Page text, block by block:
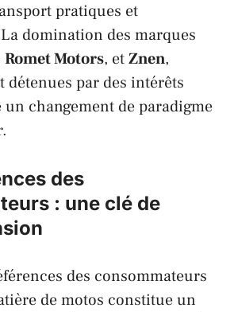
pratiques et
domination des marques
Romet Motors, etZnen,
par des intérêts
changement de paradigme
des
: une clé de
des consommateurs
de motos constitue un